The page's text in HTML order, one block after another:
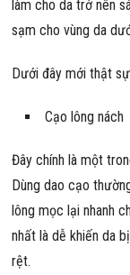
làm cho da trở nên
sạm cho vùng da
Dưới đây mới thật
Cạo lông nách
Đây chính là một
Dùng dao cạo
lông mọc lại nhanh
nhất là dễ khiến da
rệt.